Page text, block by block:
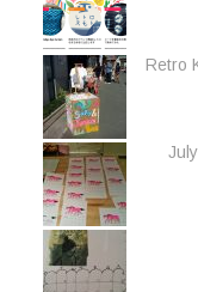
Retro